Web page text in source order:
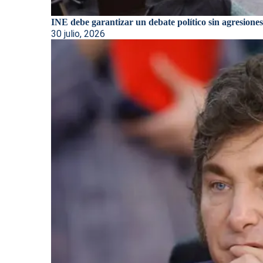
INE debe garantizar un debate político sin
30 julio, 2026